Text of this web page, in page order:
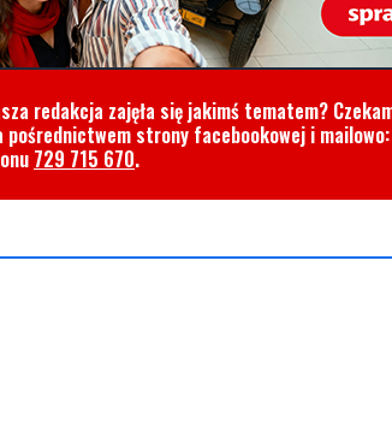
redakcja zajęła się jakimś tematem?
pośrednictwem strony facebookowej i mailowo:
729 715 670.